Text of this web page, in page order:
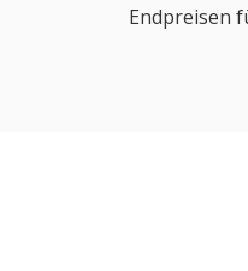
Endpreisen